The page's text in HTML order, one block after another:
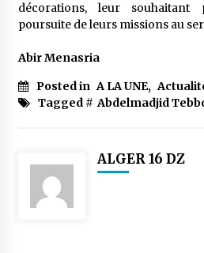
décorations, leur
poursuite de leurs missions au
Abir Menasria
Posted in A LA UNE,
Tagged # Abdelmadjid
ALGER 16 DZ